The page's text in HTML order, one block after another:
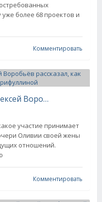
уже более 68 проектов и
Комментировать
"Ограничения нужны". Алексей Воробьёв рассказал, как воспитывает дочь жены Аиды Гарифуллиной
участие принимает
Оливии своей жены
отношений.
Комментировать